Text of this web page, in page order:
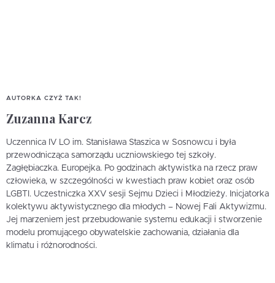
AUTORKA CZYŻ TAK!
Zuzanna Karcz
Uczennica IV LO im. Stanisława Staszica w Sosnowcu i była
przewodnicząca samorządu uczniowskiego tej szkoły.
Zagłębiaczka. Europejka. Po godzinach aktywistka na rzecz praw
człowieka, w szczególności w kwestiach praw kobiet oraz osób
LGBTI. Uczestniczka XXV sesji Sejmu Dzieci i Młodzieży. Inicjatorka
kolektywu aktywistycznego dla młodych – Nowej Fali Aktywizmu.
Jej marzeniem jest przebudowanie systemu edukacji i stworzenie
modelu promującego obywatelskie zachowania, działania dla
klimatu i różnorodności.